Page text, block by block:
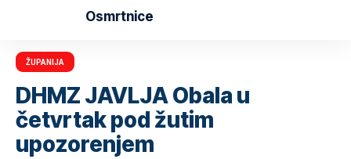
Osmrtnice
ŽUPANIJA
DHMZ JAVLJA Obala u
četvrtak pod žutim
upozorenjem